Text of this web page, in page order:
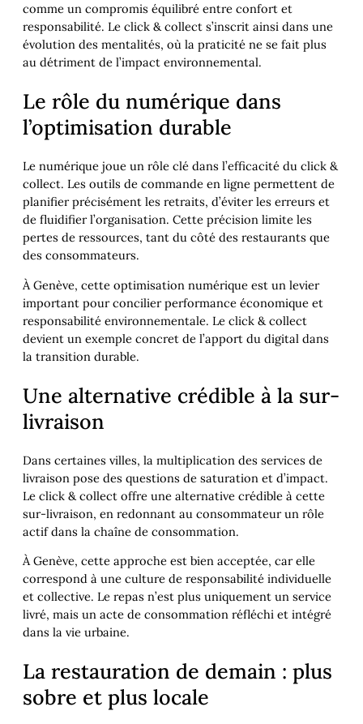
comme un compromis équilibré entre confort et
responsabilité. Le click & collect s’inscrit ainsi dans une
évolution des mentalités, où la praticité ne se fait plus
au détriment de l’impact environnemental.
Le rôle du numérique dans
l’optimisation durable
Le numérique joue un rôle clé dans l’efficacité du click &
collect. Les outils de commande en ligne permettent de
planifier précisément les retraits, d’éviter les erreurs et
de fluidifier l’organisation. Cette précision limite les
pertes de ressources, tant du côté des restaurants que
des consommateurs.
À Genève, cette optimisation numérique est un levier
important pour concilier performance économique et
responsabilité environnementale. Le click & collect
devient un exemple concret de l’apport du digital dans
la transition durable.
Une alternative crédible à la sur-
livraison
Dans certaines villes, la multiplication des services de
livraison pose des questions de saturation et d’impact.
Le click & collect offre une alternative crédible à cette
sur-livraison, en redonnant au consommateur un rôle
actif dans la chaîne de consommation.
À Genève, cette approche est bien acceptée, car elle
correspond à une culture de responsabilité individuelle
et collective. Le repas n’est plus uniquement un service
livré, mais un acte de consommation réfléchi et intégré
dans la vie urbaine.
La restauration de demain : plus
sobre et plus locale